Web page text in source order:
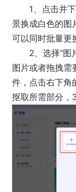
1、点击并下
景换成白色的图
可以同时批量更
2、选择“图片
图片或者拖拽需
件，点击右下角
抠取所需部分，